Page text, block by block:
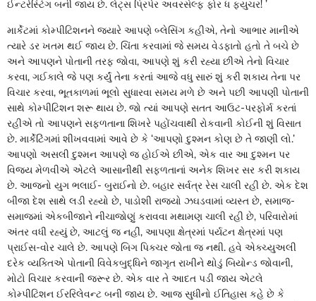
ઈન્ટરેસ્ટિંગ બની જાય છે. લેટ્સ પ્રિપેર અવરસેલ્ફ ફોર ધ ફ્યુચર! ’
માર્કેટમાં કોમ્પીટિશનને જ્યારે આપણે બ્લેસિંગ કહીએ, તેનો આભાર માનીએ
ત્યારે ડર ખતમ થઈ જાય છે. ચિંતા કરવામાં જે સમય વેડફાતો હતો તે બચે છે
અને આપણને પોતાની તરફ જોવા, આપણે શું કરી રહ્યા છીએ તેનો વિચાર
કરવા, ગઈકાલે જે પણ કર્યું તેના કરતાં આજે વધુ સારું શું કરી શકાય તેના પર
વિચાર કરવા, ભૂતકાળમાં ભૂલો સુધારવા સમય મળે છે અને પછી આપણી પોતાની
સાથે કોમ્પીટિશન શરૂ થાય છે. જો ત્યાં આપણે સતત આઉટ-પરફોર્મ કરતાં
રહીએ તો આપણને સફળતાના શિખરે પહોંચવાથી રોકવાની કોઈની શું વિસાત
છે. માર્કેટિંગમાં શીખવવામાં આવે છે કે ‘આપણો દુશ્મન કોણ છે તે જાણી લો.’
આપણો અસલી દુશ્મન આપણે જ હોઈએ છીએ, એક વાર આ દુશ્મન પર
વિજય મેળવીએ એટલે આસાનીથી સફળતાનાં અનેક શિખર સર કરી શકાય
છે. આજનો યુગ ભલાઈ- બુરાઈનો છે. બહાર સર્વત્ર રેસ ચાલી રહી છે. એક દેશ
બીજા દેશ સાથે લડી રહ્યો છે, પાડોશી રાજ્યો ઝઘડવામાં વ્યસ્ત છે, સમાજ-
સમાજમાં એકબીજાને નીચાજોણું કરાવવા મથામણ ચાલી રહી છે, પરિવારોમાં
અંતર વધી રહ્યું છે, આટલું જ નહીં, આપણા ક્ષેત્રમાં પર્યટન ક્ષેત્રમાં પણ
પ્રાઈસ-વોર ચાલે છે. આપણે બિગ પિક્ચર જોતા જ નથી. હવે એક્ચ્યુઅલી
દરેક વ્યક્તિએ પોતાની વિવેકબુદ્ધિને જાગૃત રાખીને થોડું બિયોન્ડ જોવાની,
મોટો વિચાર કરવાની જરૂર છે. એક વાર તે આદત પડી જાય એટલે
કોમ્પીટિશન ઈરરિલેવન્ટ બની જાય છે. આજ સુધીનો ઈતિહાસ કહે છે કે